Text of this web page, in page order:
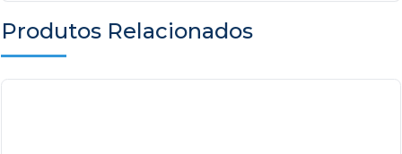
Produtos Relacionados